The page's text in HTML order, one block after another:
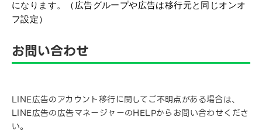
になります。（広告グループや広告は移行元と同じオンオ
フ設定）
お問い合わせ
LINE広告のアカウント移行に関してご不明点がある場合は、
LINE広告の広告マネージャーのHELPからお問い合わせくださ
い。